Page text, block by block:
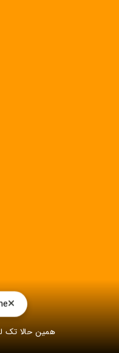
همین حالا تک